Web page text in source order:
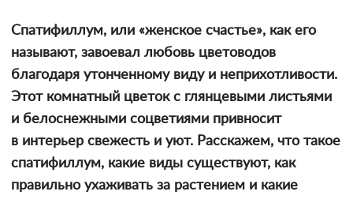
Спатифиллум, или «женское счастье», как его
называют, завоевал любовь цветоводов
благодаря утонченному виду и неприхотливости.
Этот комнатный цветок с глянцевыми листьями
и белоснежными соцветиями привносит
в интерьер свежесть и уют. Расскажем, что такое
спатифиллум, какие виды существуют, как
правильно ухаживать за растением и какие